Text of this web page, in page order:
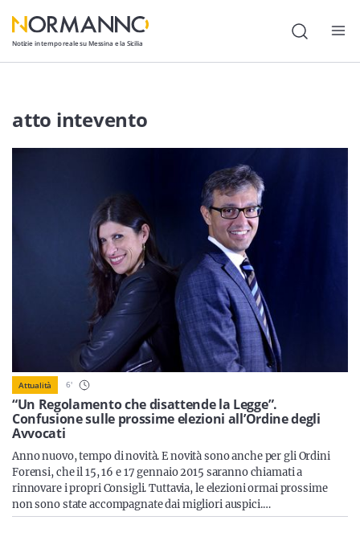
Notizie in tempo reale su Messina e la Sicilia
Attualità
Lavoro
Società
Economia
Sicilia
Servizi
atto intevento
“Un Regolamento che disattende la Legge”.
Confusione sulle prossime elezioni all’Ordine degli
Avvocati
Attualità 6'
Anno nuovo, tempo di novità. E novità sono anche per gli Ordini
Forensi, che il 15, 16 e 17 gennaio 2015 saranno chiamati a
rinnovare i propri Consigli. Tuttavia, le elezioni ormai prossime
non sono state accompagnate dai migliori auspici.…